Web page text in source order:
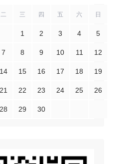
二 三 四 五 六 日
1 2 3 4 5
7 8 9 10 11 12
14 15 16 17 18 19
21 22 23 24 25 26
28 29 30